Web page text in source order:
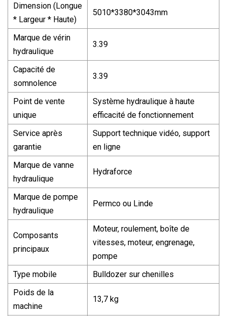
Dimension (Longue
* Largeur * Haute)
5010*3380*3043mm
Marque de vérin
hydraulique
3.39
Capacité de
somnolence
3.39
Point de vente
unique
Système hydraulique à haute
efficacité de fonctionnement
Service après
garantie
Support technique vidéo, support
en ligne
Marque de vanne
hydraulique
Hydraforce
Marque de pompe
hydraulique
Permco ou Linde
Composants
principaux
Moteur, roulement, boîte de
vitesses, moteur, engrenage,
pompe
Type mobile
Bulldozer sur chenilles
Poids de la
machine
13,7 kg